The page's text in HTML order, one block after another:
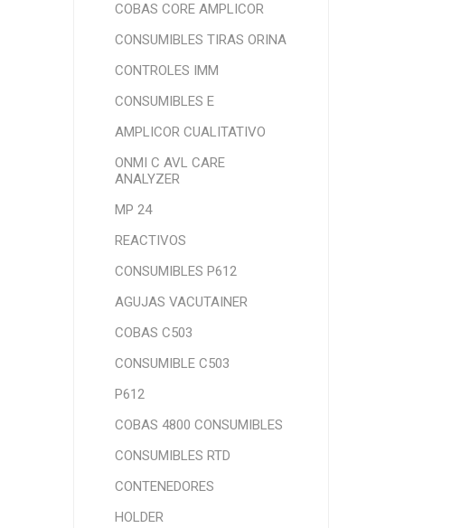
COBAS CORE AMPLICOR
CONSUMIBLES TIRAS ORINA
CONTROLES IMM
CONSUMIBLES E
AMPLICOR CUALITATIVO
ONMI C AVL CARE
ANALYZER
MP 24
REACTIVOS
CONSUMIBLES P612
AGUJAS VACUTAINER
COBAS C503
CONSUMIBLE C503
P612
COBAS 4800 CONSUMIBLES
CONSUMIBLES RTD
CONTENEDORES
HOLDER